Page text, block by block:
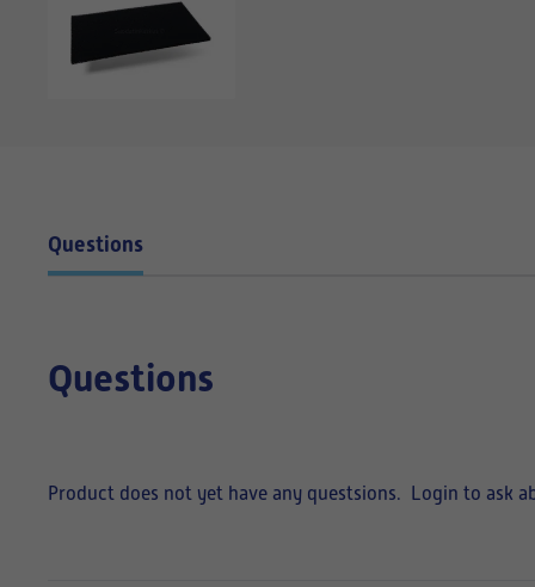
Questions
Questions
Product does not yet have any questsions. Login to ask